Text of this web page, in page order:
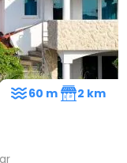
60 m 2 km